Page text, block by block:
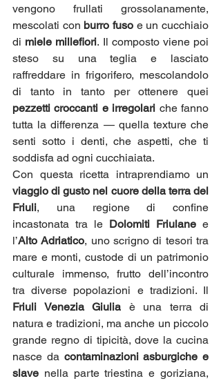
vengono frullati grossolanamente,
mescolati con burro fuso e un cucchiaio
di miele millefiori. Il composto viene poi
steso su una teglia e lasciato
raffreddare in frigorifero, mescolandolo
pezzetti croccanti e irregolari che fanno
tutta la differenza — quella texture che
senti sotto i denti, che aspetti, che ti
soddisfa ad ogni cucchiaiata.
viaggio di gusto nel cuore della terra del
Friuli, una regione di confine
incastonata tra le Dolomiti Friulane e
l’Alto Adriatico, uno scrigno di tesori tra
mare e monti, custode di un patrimonio
culturale immenso, frutto dell’incontro
Friuli Venezia Giulia è una terra di
natura e tradizioni, ma anche un piccolo
grande regno di tipicità, dove la cucina
nasce da contaminazioni asburgiche e
slave nella parte triestina e goriziana,